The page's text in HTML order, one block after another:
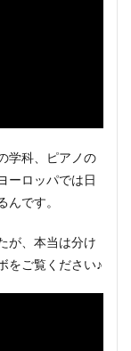
学科、ピアノの
ーロッパでは日
です。
が、本当は分け
をご覧ください♪